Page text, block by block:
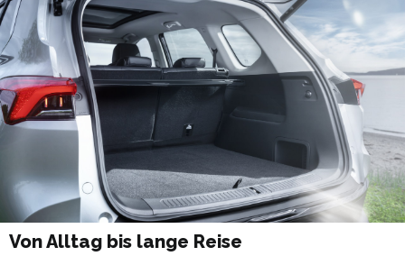
Von Alltag bis lange Reise